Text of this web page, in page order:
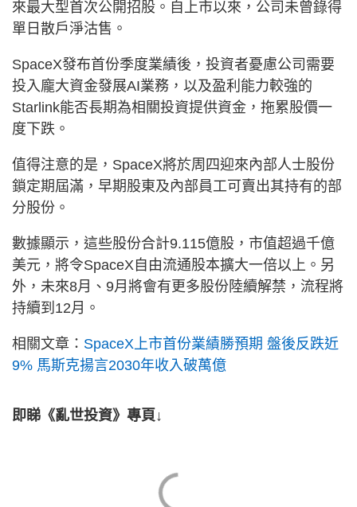
來最大型首次公開招股。自上市以來，公司未曾錄得
單日散戶淨沽售。
SpaceX發布首份季度業績後，投資者憂慮公司需要
投入龐大資金發展AI業務，以及盈利能力較強的
Starlink能否長期為相關投資提供資金，拖累股價一
度下跌。
值得注意的是，SpaceX將於周四迎來內部人士股份
鎖定期屆滿，早期股東及內部員工可賣出其持有的部
分股份。
數據顯示，這些股份合計9.115億股，市值超過千億
美元，將令SpaceX自由流通股本擴大一倍以上。另
外，未來8月、9月將會有更多股份陸續解禁，流程將
持續到12月。
相關文章： SpaceX上市首份業績勝預期 盤後反跌近
9% 馬斯克揚言2030年收入破萬億
即睇《亂世投資》專頁↓